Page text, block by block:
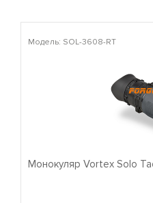
Модель: SOL-3608-RT
Монокуляр Vortex Solo